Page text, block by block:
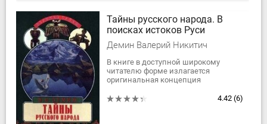
Тайны русского народа. В
поисках истоков Руси
Демин Валерий Никитич
В книге в доступной широкому
читателю форме излагается
оригинальная концепция
народов России в контексте истории
4.42 (6)